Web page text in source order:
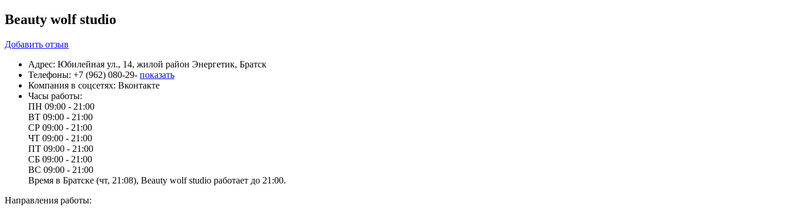
Beauty wolf studio
Добавить отзыв
Адрес: Юбилейная ул., 14, жилой район Энергетик, Братск
Телефоны: +7 (962) 080-29- показать
Компания в соцсетях: Вконтакте
Часы работы:
ПН 09:00 - 21:00
ВТ 09:00 - 21:00
СР 09:00 - 21:00
ЧТ 09:00 - 21:00
ПТ 09:00 - 21:00
СБ 09:00 - 21:00
ВС 09:00 - 21:00
Время в Братске (чт, 21:08), Beauty wolf studio работает до 21:00.
Направления работы: